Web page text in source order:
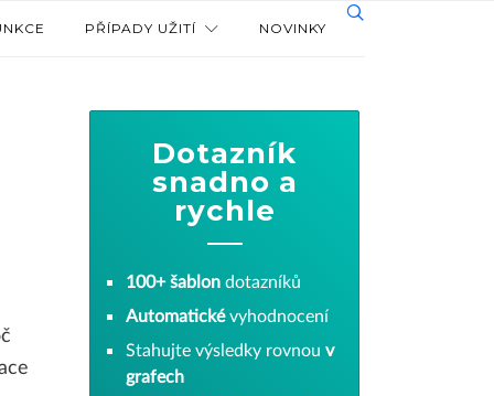
PŘÍPADY UŽITÍ NOVINKY
Dotazník
snadno a
rychle
100+ šablon dotazníků
Automatickévyhodnocení
Stahujte výsledky rovnou v
grafech